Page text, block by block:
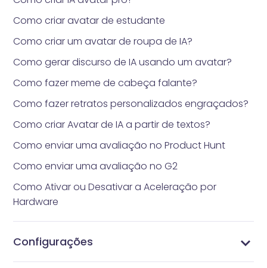
Como criar avatar de estudante
Como criar um avatar de roupa de IA?
Como gerar discurso de IA usando um avatar?
Como fazer meme de cabeça falante?
Como fazer retratos personalizados engraçados?
Como criar Avatar de IA a partir de textos?
Como enviar uma avaliação no Product Hunt
Como enviar uma avaliação no G2
Como Ativar ou Desativar a Aceleração por
Hardware
Configurações